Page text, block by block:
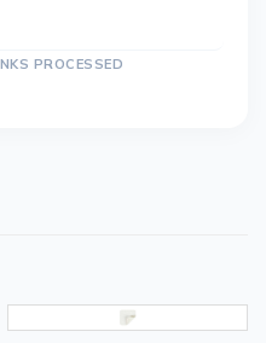
PROCESSED